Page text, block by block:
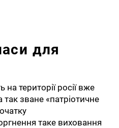
для
на території росії вже
так зване «патріотичне
таке виховання